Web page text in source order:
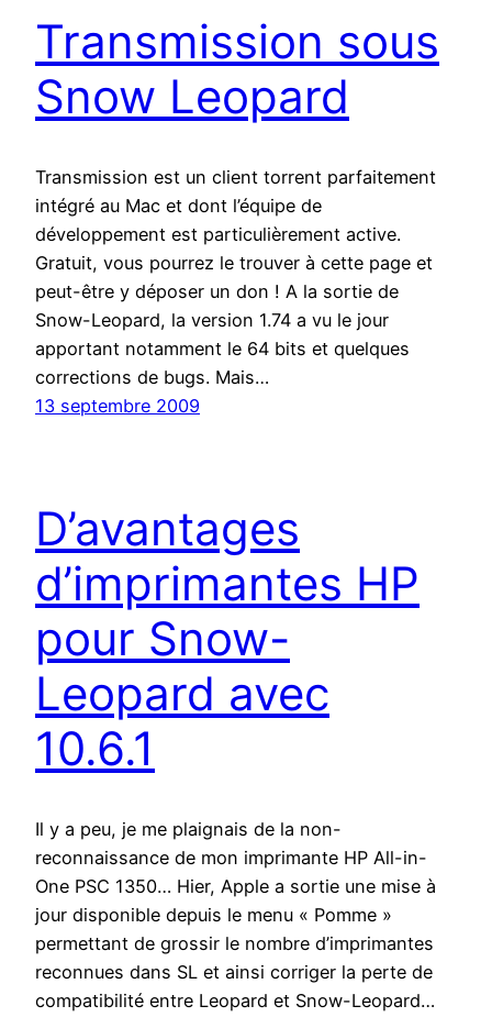
Transmission sous
Snow Leopard
Transmission est un client torrent parfaitement
intégré au Mac et dont l’équipe de
développement est particulièrement active.
Gratuit, vous pourrez le trouver à cette page et
peut-être y déposer un don ! A la sortie de
Snow-Leopard, la version 1.74 a vu le jour
apportant notamment le 64 bits et quelques
corrections de bugs. Mais…
13 septembre 2009
D’avantages
d’imprimantes HP
pour Snow-
Leopard avec
10.6.1
Il y a peu, je me plaignais de la non-
reconnaissance de mon imprimante HP All-in-
One PSC 1350… Hier, Apple a sortie une mise à
jour disponible depuis le menu « Pomme »
permettant de grossir le nombre d’imprimantes
reconnues dans SL et ainsi corriger la perte de
compatibilité entre Leopard et Snow-Leopard…